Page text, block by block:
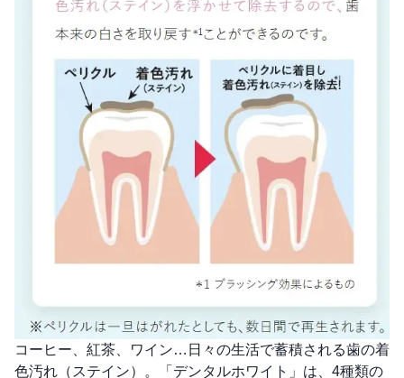
コーヒー、紅茶、ワイン…日々の生活で蓄積される歯の着
色汚れ（ステイン）。「デンタルホワイト」は、4種類の